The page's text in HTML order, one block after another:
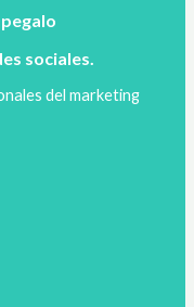
sociales.
del marketing